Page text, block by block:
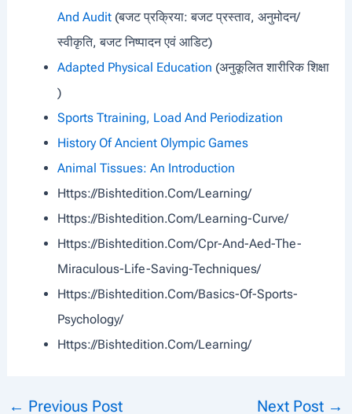
And Audit(बजट प्रक्रिया: बजट प्रस्ताव, अनुमोदन/
स्वीकृति, बजट निष्पादन एवं आडिट)
Adapted Physical Education (अनुकूलित शारीरिक शिक्षा
)
Sports Ttraining, Load And Periodization
History Of Ancient Olympic Games
Animal Tissues: An Introduction
Https://bishtedition.com/learning/
Https://bishtedition.com/learning-Curve/
Https://bishtedition.com/cpr-And-Aed-The-
Miraculous-Life-Saving-Techniques/
Https://bishtedition.com/basics-Of-Sports-
Psychology/
Https://bishtedition.com/learning/
Post
← Previous Post Next Post →